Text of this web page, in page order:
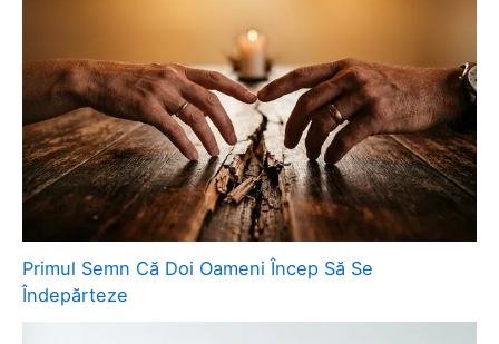
Primul Semn Că Doi Oameni Încep Să Se
Îndepărteze